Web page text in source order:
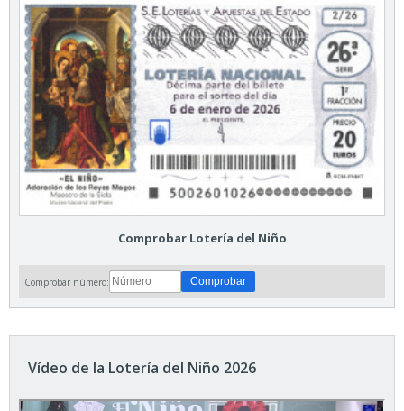
Comprobar Lotería del Niño
Comprobar número:
Vídeo de la Lotería del Niño 2026